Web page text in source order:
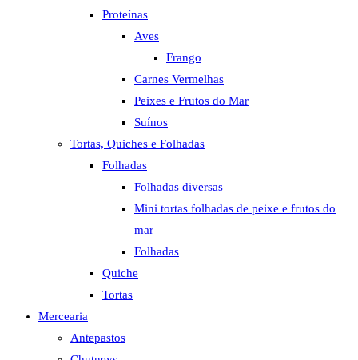
Proteínas
Aves
Frango
Carnes Vermelhas
Peixes e Frutos do Mar
Suínos
Tortas, Quiches e Folhadas
Folhadas
Folhadas diversas
Mini tortas folhadas de peixe e frutos do
mar
Folhadas
Quiche
Tortas
Mercearia
Antepastos